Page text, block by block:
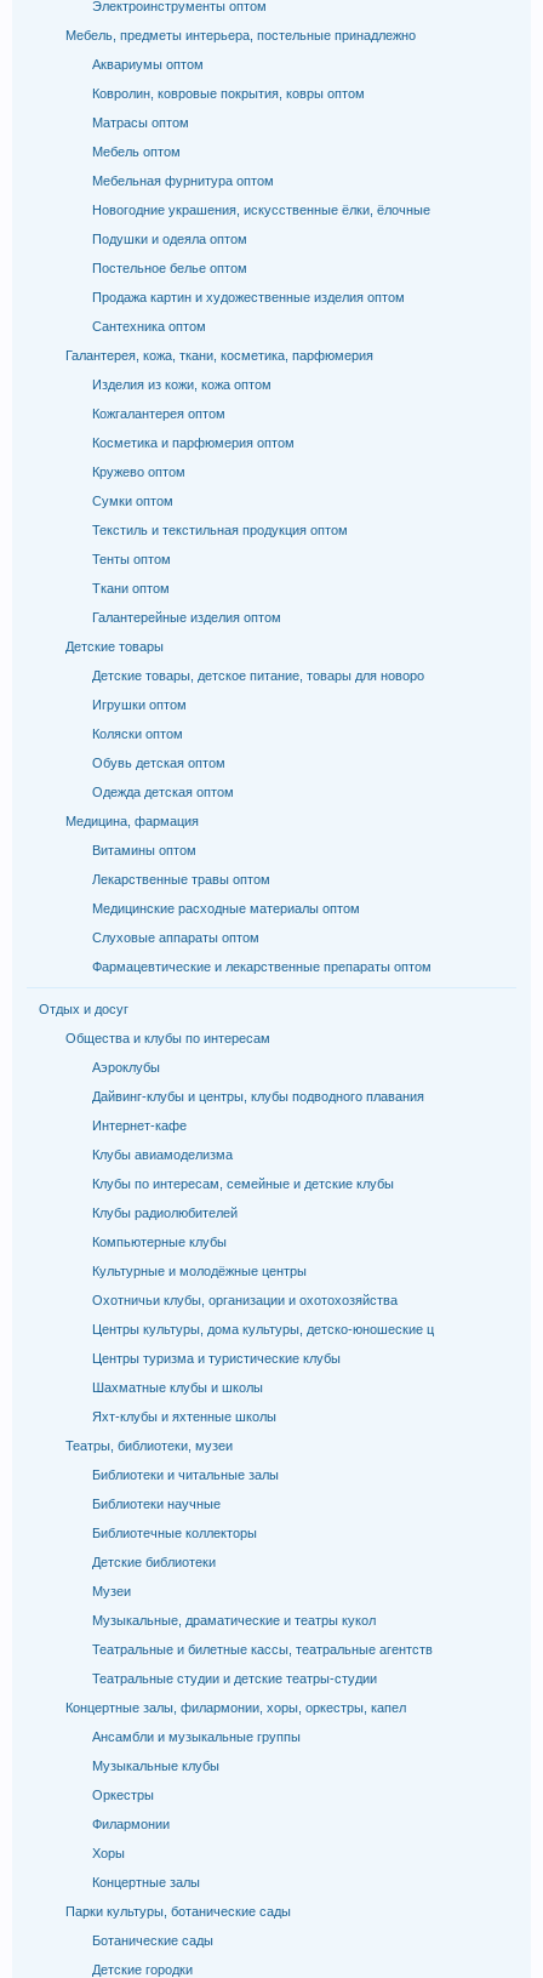
Электроинструменты оптом
Мебель, предметы интерьера, постельные принадлежно
Аквариумы оптом
Ковролин, ковровые покрытия, ковры оптом
Матрасы оптом
Мебель оптом
Мебельная фурнитура оптом
Новогодние украшения, искусственные ёлки, ёлочные
Подушки и одеяла оптом
Постельное белье оптом
Продажа картин и художественные изделия оптом
Сантехника оптом
Галантерея, кожа, ткани, косметика, парфюмерия
Изделия из кожи, кожа оптом
Кожгалантерея оптом
Косметика и парфюмерия оптом
Кружево оптом
Сумки оптом
Текстиль и текстильная продукция оптом
Тенты оптом
Ткани оптом
Галантерейные изделия оптом
Детские товары
Детские товары, детское питание, товары для новоро
Игрушки оптом
Коляски оптом
Обувь детская оптом
Одежда детская оптом
Медицина, фармация
Витамины оптом
Лекарственные травы оптом
Медицинские расходные материалы оптом
Слуховые аппараты оптом
Фармацевтические и лекарственные препараты оптом
Отдых и досуг
Общества и клубы по интересам
Аэроклубы
Дайвинг-клубы и центры, клубы подводного плавания
Интернет-кафе
Клубы авиамоделизма
Клубы по интересам, семейные и детские клубы
Клубы радиолюбителей
Компьютерные клубы
Культурные и молодёжные центры
Охотничьи клубы, организации и охотохозяйства
Центры культуры, дома культуры, детско-юношеские ц
Центры туризма и туристические клубы
Шахматные клубы и школы
Яхт-клубы и яхтенные школы
Театры, библиотеки, музеи
Библиотеки и читальные залы
Библиотеки научные
Библиотечные коллекторы
Детские библиотеки
Музеи
Музыкальные, драматические и театры кукол
Театральные и билетные кассы, театральные агентств
Театральные студии и детские театры-студии
Концертные залы, филармонии, хоры, оркестры, капел
Ансамбли и музыкальные группы
Музыкальные клубы
Оркестры
Филармонии
Хоры
Концертные залы
Парки культуры, ботанические сады
Ботанические сады
Детские городки